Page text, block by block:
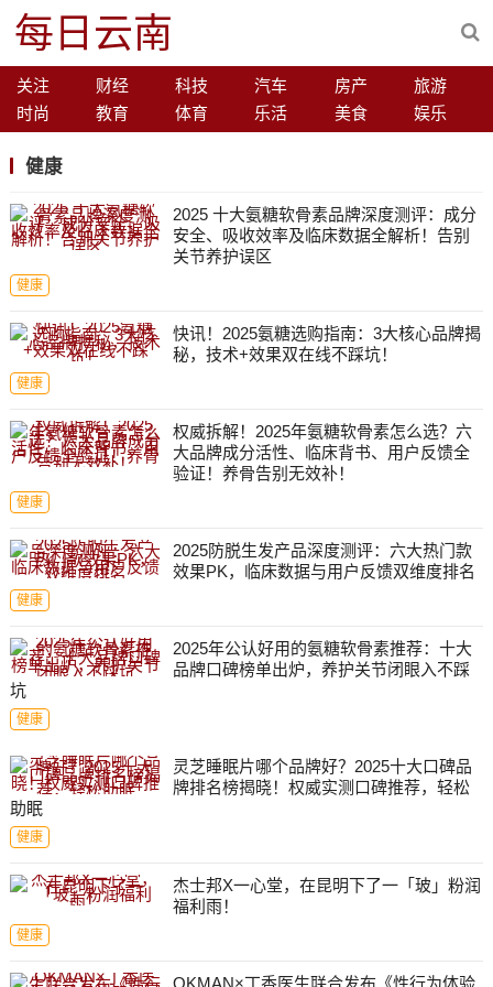
每日云南
关注 财经 科技 汽车 房产
旅游
时尚
教育 体育 乐活 美食 娱乐
健康
2025 十大氨糖软骨素品牌深度测评：成分
安全、吸收效率及临床数据全解析！告别
关节养护误区
健康
快讯！2025氨糖选购指南：3大核心品牌揭
秘，技术+效果双在线不踩坑！
健康
权威拆解！2025年氨糖软骨素怎么选？六
大品牌成分活性、临床背书、用户反馈全
验证！养骨告别无效补！
健康
2025防脱生发产品深度测评：六大热门款
效果PK，临床数据与用户反馈双维度排名
健康
2025年公认好用的氨糖软骨素推荐：十大
品牌口碑榜单出炉，养护关节闭眼入不踩
坑
健康
灵芝睡眠片哪个品牌好？2025十大口碑品
牌排名榜揭晓！权威实测口碑推荐，轻松
助眠
健康
杰士邦X一心堂，在昆明下了一「玻」粉润
福利雨！
健康
OKMAN×丁香医生联合发布《性行为体验